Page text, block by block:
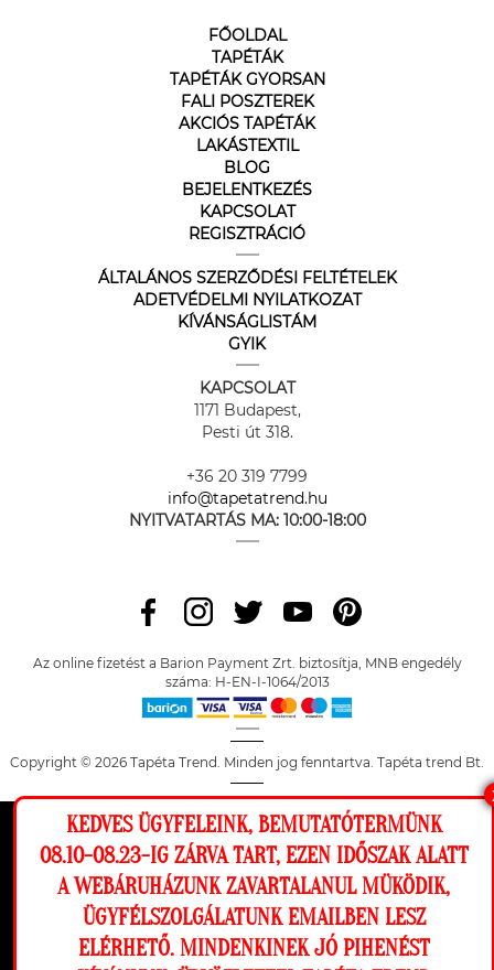
Ez a weboldal cookie-kat használ, hogy a
lehető legjobb élményt nyújtsa honlapunkon.
Beállítások
Elutasítom Engedélyezem
FŐOLDAL
TAPÉTÁK
TAPÉTÁK GYORSAN
FALI POSZTEREK
AKCIÓS TAPÉTÁK
LAKÁSTEXTIL
BLOG
BEJELENTKEZÉS
KAPCSOLAT
REGISZTRÁCIÓ
ÁLTALÁNOS SZERZŐDÉSI FELTÉTELEK
ADETVÉDELMI NYILATKOZAT
KÍVÁNSÁGLISTÁM
GYIK
KAPCSOLAT
1171 Budapest,
Pesti út 318.
+36 20 319 7799
info@tapetatrend.hu
NYITVATARTÁS MA: 10:00-18:00
Az online fizetést a Barion Payment Zrt. biztosítja, MNB engedély
száma: H-EN-I-1064/2013
Copyright © 2026 Tapéta Trend. Minden jog fenntartva. Tapéta trend Bt.
KEDVES ÜGYFELEINK, BEMUTATÓTERMÜNK
08.10-08.23-IG ZÁRVA TART, EZEN IDŐSZAK ALATT
A WEBÁRUHÁZUNK ZAVARTALANUL MÜKÖDIK,
ÜGYFÉLSZOLGÁLATUNK EMAILBEN LESZ
ELÉRHETŐ. MINDENKINEK JÓ PIHENÉST